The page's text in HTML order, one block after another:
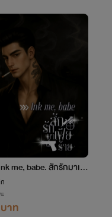
me, babe. สักรักมาเฟี
าย /Domination / Emot
Control
าท